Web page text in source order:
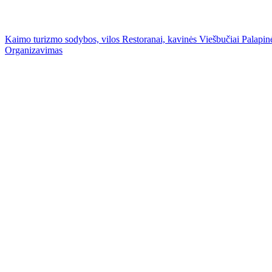
Kaimo turizmo sodybos, vilos Restoranai, kavinės Viešbučiai
Organizavimas